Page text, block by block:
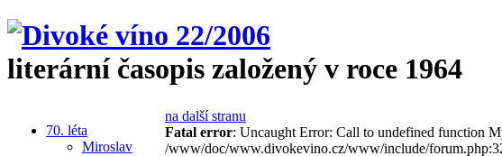
literární časopis založený v roce 1964
70. léta
Miroslav
na další stranu
Fatal error: Uncaught Error: Call to undefined function
/www/doc/www.divokevino.cz/www/include/